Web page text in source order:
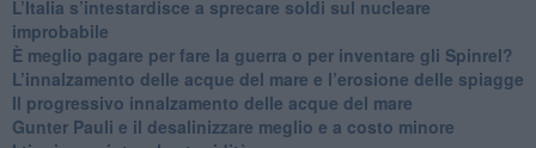
L’Italia s’intestardisce a sprecare soldi sul nucleare
improbabile
È meglio pagare per fare la guerra o per inventare gli Spinrel?
​L’innalzamento delle acque del mare e l’erosione delle spiagge
​Il progressivo innalzamento delle acque del mare
​Gunter Pauli e il desalinizzare meglio e a costo minore